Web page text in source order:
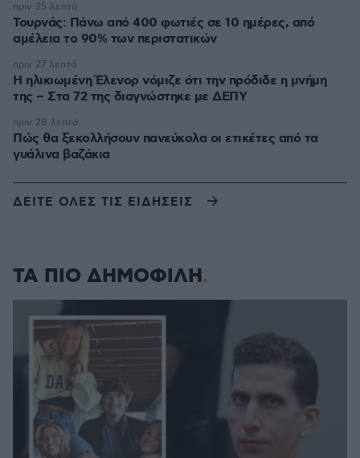
Τουρνάς: Πάνω από 400 φωτιές σε 10 ημέρες, από
αμέλεια το 90% των περιστατικών
πριν 25 λεπτά
Η ηλικιωμένη Έλενορ νόμιζε ότι την πρόδιδε η μνήμη
της – Στα 72 της διαγνώστηκε με ΔΕΠΥ
πριν 27 λεπτά
Πώς θα ξεκολλήσουν πανεύκολα οι ετικέτες από τα
γυάλινα βαζάκια
πριν 28 λεπτά
ΔΕΙΤΕ ΟΛΕΣ ΤΙΣ ΕΙΔΗΣΕΙΣ
ΤΑ ΠΙΟ ΔΗΜΟΦΙΛΗ